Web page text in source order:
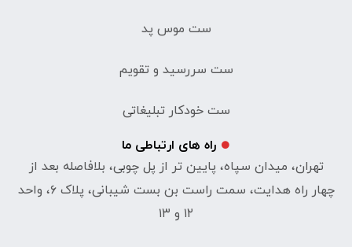
ست موس پد
ست سررسید و تقویم
ست خودکار تبلیغاتی
راه های ارتباطی ما
تهران، میدان سپاه، پایین تر از پل چوبی، بلافاصله بعد از
چهار راه هدایت، سمت راست بن بست شیبانی، پلاک ۶، واحد
۱۲ و ۱۳